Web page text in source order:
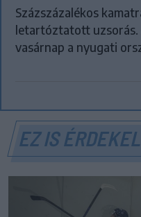
Százszázalékos
letartóztatott
vasárnap a nyugati
EZ IS